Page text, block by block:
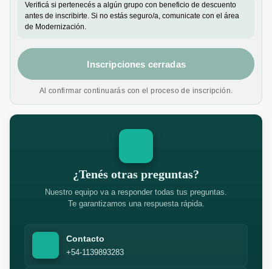
Verificá si pertenecés a algún grupo con beneficio de descuento
antes de inscribirte. Si no estás seguro/a, comunicate con el área
de Modernización.
Inscripciones cerradas
Al confirmar continuarás con el proceso de inscripción.
¿Tenés otras preguntas?
Nuestro equipo va a responder todas tus preguntas.
Te garantizamos una respuesta rápida.
Contacto
+54-1139893283